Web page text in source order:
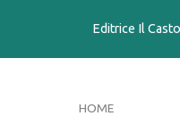
Editrice Il
HOME